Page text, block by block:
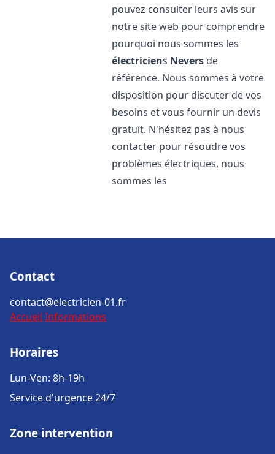
pouvez consulter leurs avis sur
notre site web pour comprendre
pourquoi nous sommes les
électriciens Nevers de
référence. Nous sommes à votre
disposition pour discuter de vos
besoins et vous fournir un devis
gratuit. N'hésitez pas à nous
contacter pour résoudre vos
problèmes électriques, nous
sommes les
Contact
contact@electricien-01.fr
Accueil Informations
Horaires
Lun-Ven: 8h-19h
Service d'urgence 24/7
Zone intervention